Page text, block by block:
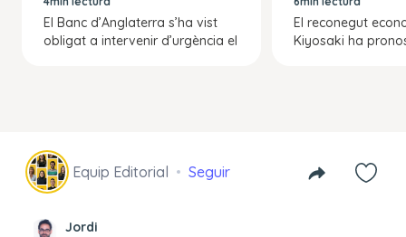
El Banc d’Anglaterra s’ha vist
obligat a intervenir d’urgència el
El reconegut
Kiyosaki ha
Equip Editorial Seguir
Jordi